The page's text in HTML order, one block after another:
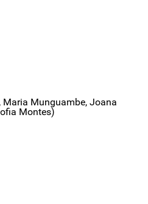
Maria Munguambe, Joana
Montes)